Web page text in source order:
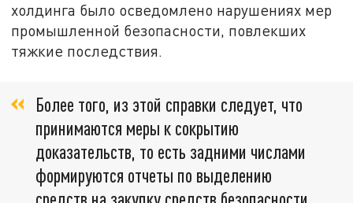
холдинга было осведомлено нарушениях мер
промышленной безопасности, повлекших
тяжкие последствия.
Более того, из этой справки следует, что
принимаются меры к сокрытию
доказательств, то есть задними числами
формируются отчеты по выделению